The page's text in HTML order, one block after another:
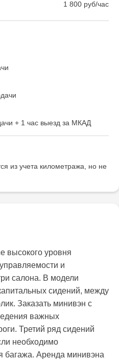
1 800 руб/час
+ 1 час выезд за МКАД
из учета километража, но не
высокого уровня
и
салона. В модели
сидений, между
Заказать минивэн с
важных
Третий ряд сидений
необходимо
багажа. Аренда минивэна